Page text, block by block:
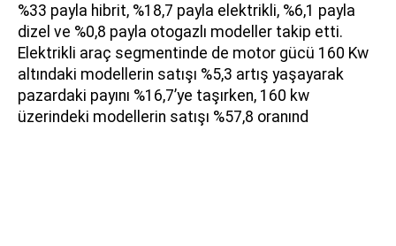
%33 payla hibrit, %18,7 payla elektrikli, %6,1 payla
dizel ve %0,8 payla otogazlı modeller takip etti.
Elektrikli araç segmentinde de motor gücü 160 Kw
altındaki modellerin satışı %5,3 artış yaşayarak
pazardaki payını %16,7’ye taşırken, 160 kw
üzerindeki modellerin satışı %57,8 oranınd